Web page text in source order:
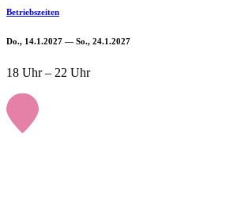
Betriebszeiten
Do., 14.1.2027 — So., 24.1.2027
18 Uhr – 22 Uhr